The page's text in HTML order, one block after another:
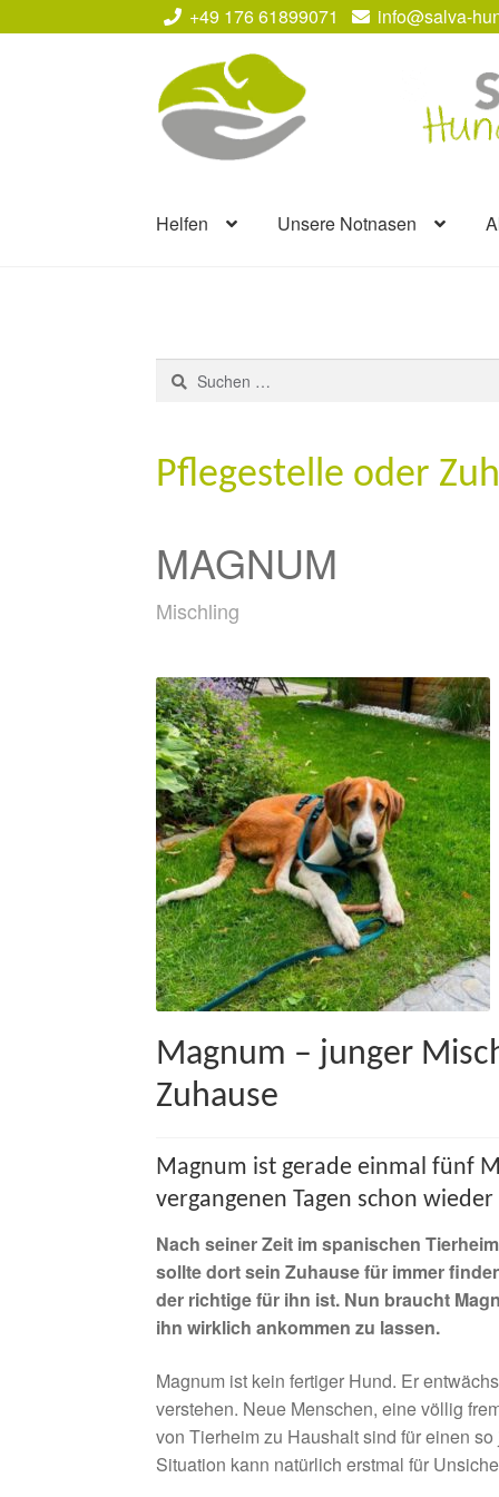
+49 176 61899071
info@salva-
Navigation
springen
Zum
Inhalt
springen
Helfen Unsere Notnasen
Suchen
nach:
Pflegestelle oder
MAGNUM
Mischling
Magnum – junger
Zuhause
Magnum ist gerade einmal fünf
vergangenen Tagen schon
Nach seiner Zeit im spanischen
sollte dort sein Zuhause für immer
der richtige für ihn ist. Nun braucht
ihn wirklich ankommen zu lassen.
Magnum ist kein fertiger Hund. Er
verstehen. Neue Menschen, eine völlig
von Tierheim zu Haushalt sind für einen
Situation kann natürlich erstmal für